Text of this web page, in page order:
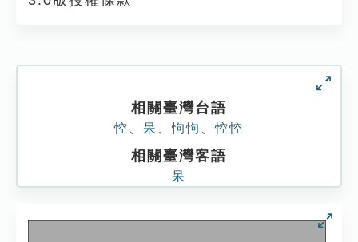
相關臺灣台語
悾 呆 、怐怐 、悾悾
相關臺灣客語
呆